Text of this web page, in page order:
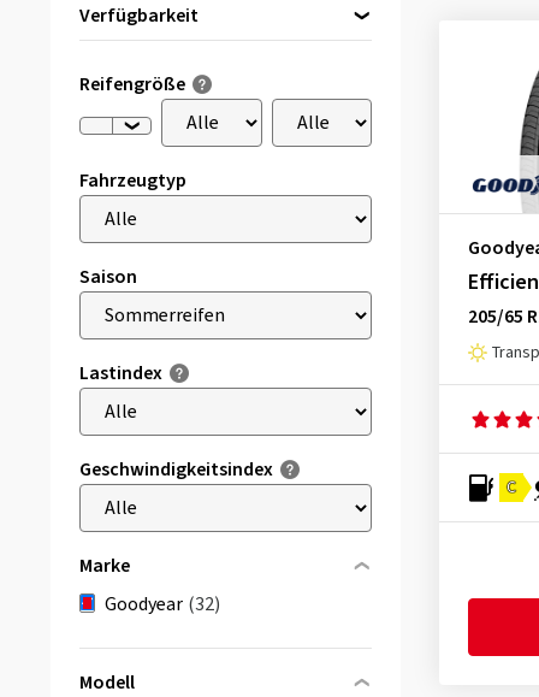
Verfügbarkeit
Reifengröße
Fahrzeugtyp
Saison
Lastindex
Geschwindigkeitsindex
Marke
Goodyear (32)
Modell
205/65
C